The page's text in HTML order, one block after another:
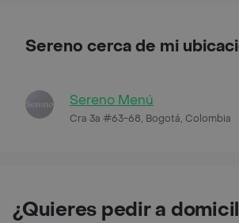
Sereno cerca de mi
Sereno Menú
Cra 3a #63-68, Bogotá, Colombia
¿Quieres pedir a